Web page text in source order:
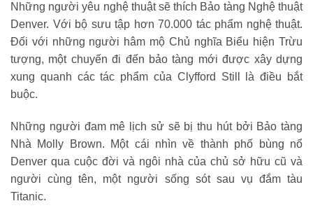
Những người yêu nghệ thuật sẽ thích Bảo tàng Nghệ thuật
Denver. Với bộ sưu tập hơn 70.000 tác phẩm nghệ thuật.
Đối với những người hâm mộ Chủ nghĩa Biểu hiện Trừu
tượng, một chuyến đi đến bảo tàng mới được xây dựng
xung quanh các tác phẩm của Clyfford Still là điều bắt
buộc.
Những người đam mê lịch sử sẽ bị thu hút bởi Bảo tàng
Nhà Molly Brown. Một cái nhìn về thành phố bùng nổ
Denver qua cuộc đời và ngôi nhà của chủ sở hữu cũ và
người cùng tên, một người sống sót sau vụ đắm tàu
Titanic.